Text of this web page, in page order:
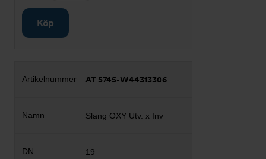
Köp
AT 5745-W44313306
Slang OXY Utv. x Inv
19